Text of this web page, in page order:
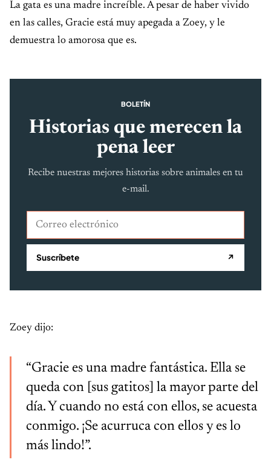
La gata es una madre increíble. A pesar de haber vivido
en las calles, Gracie está muy apegada a Zoey, y le
demuestra lo amorosa que es.
BOLETÍN
Historias que merecen la
pena leer
Recibe nuestras mejores historias sobre animales en tu
e-mail.
Correo electrónico
Suscríbete ↗
Zoey dijo:
“Gracie es una madre fantástica. Ella se
queda con [sus gatitos] la mayor parte del
día. Y cuando no está con ellos, se acuesta
conmigo. ¡Se acurruca con ellos y es lo
más lindo!”.